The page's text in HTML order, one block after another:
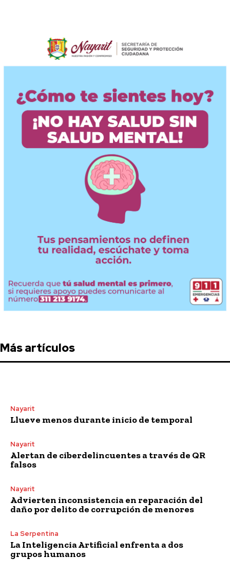
Más artículos
Nayarit
Llueve menos durante inicio de temporal
Nayarit
Alertan de ciberdelincuentes a través de QR
falsos
Nayarit
Advierten inconsistencia en reparación del
daño por delito de corrupción de menores
La Serpentina
La Inteligencia Artificial enfrenta a dos
grupos humanos